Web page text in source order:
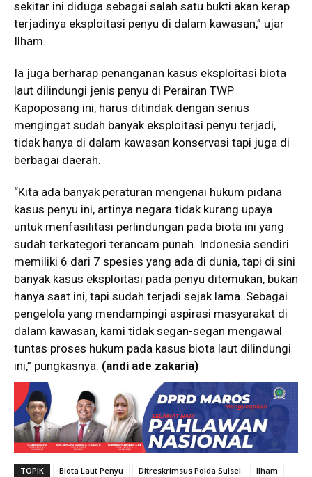
sekitar ini diduga sebagai salah satu bukti akan kerap
terjadinya eksploitasi penyu di dalam kawasan,” ujar
Ilham.
Ia juga berharap penanganan kasus eksploitasi biota
laut dilindungi jenis penyu di Perairan TWP
Kapoposang ini, harus ditindak dengan serius
mengingat sudah banyak eksploitasi penyu terjadi,
tidak hanya di dalam kawasan konservasi tapi juga di
berbagai daerah.
“Kita ada banyak peraturan mengenai hukum pidana
kasus penyu ini, artinya negara tidak kurang upaya
untuk menfasilitasi perlindungan pada biota ini yang
sudah terkategori terancam punah. Indonesia sendiri
memiliki 6 dari 7 spesies yang ada di dunia, tapi di sini
banyak kasus eksploitasi pada penyu ditemukan, bukan
hanya saat ini, tapi sudah terjadi sejak lama. Sebagai
pengelola yang mendampingi aspirasi masyarakat di
dalam kawasan, kami tidak segan-segan mengawal
tuntas proses hukum pada kasus biota laut dilindungi
ini,” pungkasnya. (andi ade zakaria)
TOPIK Biota Laut Penyu Ditreskrimsus Polda Sulsel
Ilham